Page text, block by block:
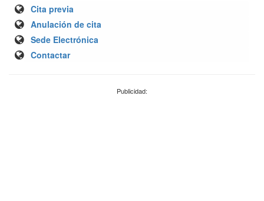
Cita previa
Anulación de cita
Sede Electrónica
Contactar
Publicidad: